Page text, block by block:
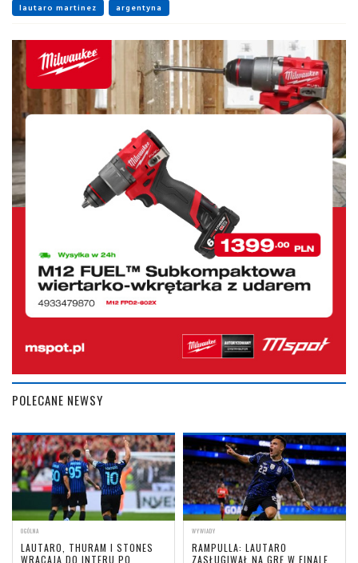
lautaro martinez argentyna
POLECANE NEWSY
OGÓLNA
LAUTARO, THURAM I STONES
WRACAJĄ DO INTERU PO
WYWIADY
RAMPULLA: LAUTARO
ZASŁUGIWAŁ NA GRĘ W FINALE